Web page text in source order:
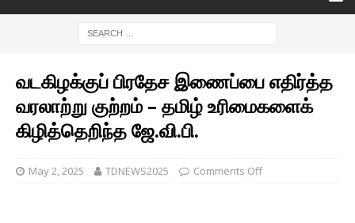
வடகிழக்குப் பிரதேச இணைப்பை எதிர்த்த
வரலாற்று குற்றம் – தமிழ் உரிமைகளைக்
கிழித்தெறிந்த ஜே.வி.பி.
May 2, 2025 TDNEWS2025 Comments Off